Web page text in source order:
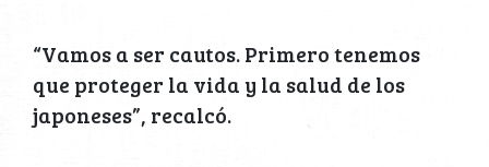
“Vamos a ser cautos. Primero tenemos
que proteger la vida y la salud de los
japoneses”, recalcó.